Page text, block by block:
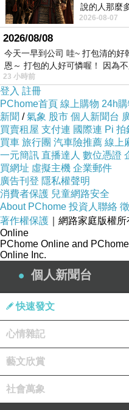
說的人那麼
了一個問題
2026-08-07
2026/08/08
今天一早到公司 哇~ 打包清的好
恩～ 打包的人好可憐喔！ 因為
23 小時前
登入 註冊
PChome首頁 線上購物 24h
新聞 /氣象 股市 個人新聞台
買賣租屋 支付連 國際連 Pi 拍
買車 旅行團 汽車險推薦 線上
一元簡訊 直播達人 數位憑證
買網址 虛擬主機 企業郵件
廣告刊登 隱私權聲明
消費者保護 兒童網路安全
About PChome 投資人聯絡
著作權保護 ｜網路家庭版權
Online
PChome Online and
Online Inc.
個人新聞台
快速發文
心情雜記
藝文欣賞
社會萬象